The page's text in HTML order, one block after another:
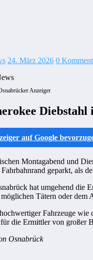
24. März 2026 0
Anzeiger
auf Google
Montagabend und
geparkt, als
hat umgehend die
Tätern oder dem
Fahrzeuge
die Ermittler von großer
Osnabrück